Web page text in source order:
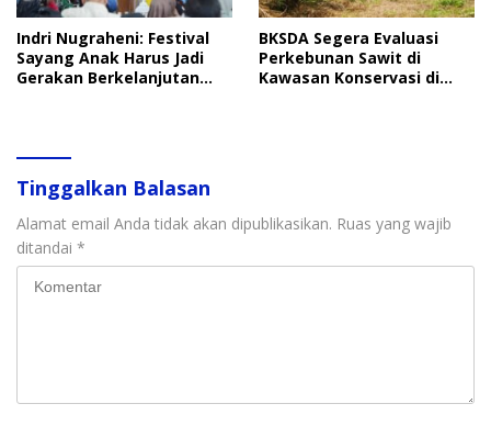
Indri Nugraheni: Festival
Sayang Anak Harus Jadi
Gerakan Berkelanjutan
BKSDA Segera Evaluasi
Perkebunan Sawit di
Kawasan Konservasi di
Tinggalkan Balasan
Alamat email Anda tidak akan dipublikasikan. Ruas yang wajib
ditandai *